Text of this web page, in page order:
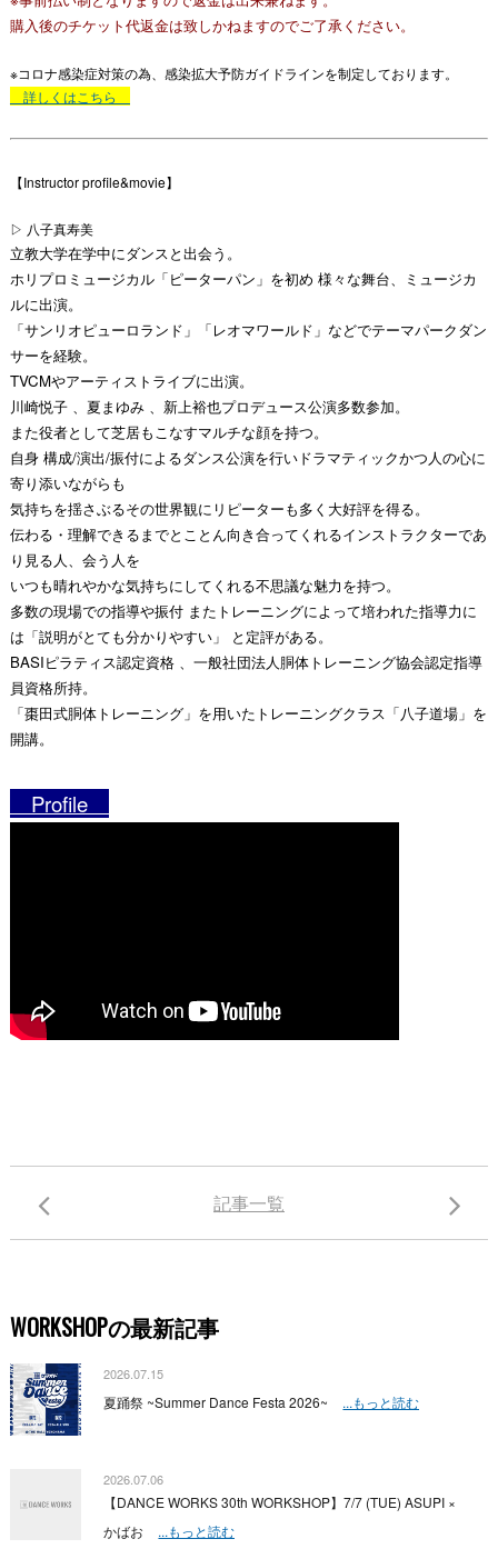
購入後のチケット代返金は致しかねますのでご了承ください。
※コロナ感染症対策の為、感染拡大予防ガイドラインを制定しております。
詳しくはこちら
【Instructor profile&movie】
▷ 八子真寿美
立教大学在学中にダンスと出会う。
ホリプロミュージカル「ピーターパン」を初め 様々な舞台、ミュージカ
ルに出演。
「サンリオピューロランド」「レオマワールド」などでテーマパークダン
サーを経験。
TVCMやアーティストライブに出演。
川崎悦子 、夏まゆみ 、新上裕也プロデュース公演多数参加。
また役者として芝居もこなすマルチな顔を持つ。
自身 構成/演出/振付によるダンス公演を行いドラマティックかつ人の心に
寄り添いながらも
気持ちを揺さぶるその世界観にリピーターも多く大好評を得る。
伝わる・理解できるまでとことん向き合ってくれるインストラクターであ
り見る人、会う人を
いつも晴れやかな気持ちにしてくれる不思議な魅力を持つ。
多数の現場での指導や振付 またトレーニングによって培われた指導力に
は「説明がとても分かりやすい」 と定評がある。
BASIピラティス認定資格 、一般社団法人胴体トレーニング協会認定指導
員資格所持。
「棗田式胴体トレーニング」を用いたトレーニングクラス「八子道場」を
開講。
Profile
記事一覧
WORKSHOPの最新記事
2026.07.15
夏踊祭 ~Summer Dance Festa 2026~ ...もっと読む
2026.07.06
【DANCE WORKS 30th WORKSHOP】7/7 (TUE) ASUPI ×
かばお
...もっと読む